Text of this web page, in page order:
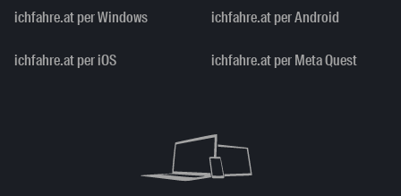
ichfahre.at per Windows ichfahre.at per Android
ichfahre.at per iOS ichfahre.at per Meta Quest